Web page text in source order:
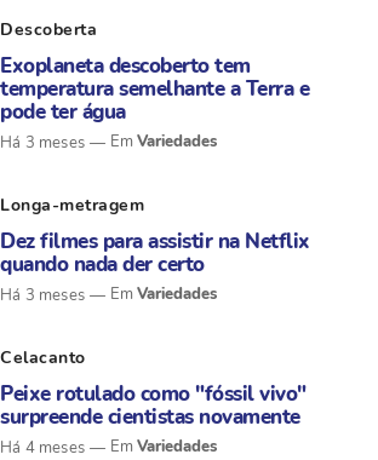
Descoberta
Exoplaneta descoberto tem
temperatura semelhante a Terra e
pode ter água
Há 3 meses Variedades
Longa-metragem
Dez filmes para assistir na Netflix
quando nada der certo
Há 3 meses Variedades
Celacanto
Peixe rotulado como "fóssil vivo"
surpreende cientistas novamente
Há 4 meses Variedades